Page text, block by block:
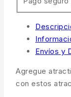
Envíos y
Agregue
con estos